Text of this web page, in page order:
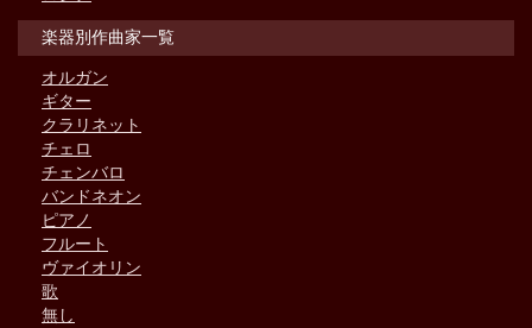
楽器別作曲家一覧
オルガン
ギター
クラリネット
チェロ
チェンバロ
バンドネオン
ピアノ
フルート
ヴァイオリン
歌
無し